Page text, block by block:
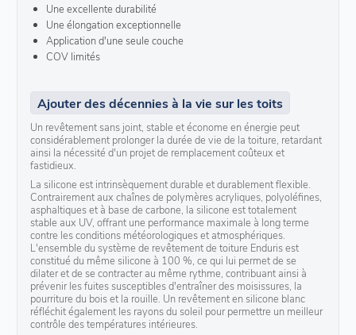
Une excellente durabilité
Une élongation exceptionnelle
Application d'une seule couche
COV limités
Ajouter des décennies à la vie sur les toits
Un revêtement sans joint, stable et économe en énergie peut
considérablement prolonger la durée de vie de la toiture, retardant
ainsi la nécessité d'un projet de remplacement coûteux et
fastidieux.
La silicone est intrinsèquement durable et durablement flexible.
Contrairement aux chaînes de polymères acryliques, polyoléfines,
asphaltiques et à base de carbone, la silicone est totalement
stable aux UV, offrant une performance maximale à long terme
contre les conditions météorologiques et atmosphériques.
L'ensemble du système de revêtement de toiture Enduris est
constitué du même silicone à 100 %, ce qui lui permet de se
dilater et de se contracter au même rythme, contribuant ainsi à
prévenir les fuites susceptibles d'entraîner des moisissures, la
pourriture du bois et la rouille. Un revêtement en silicone blanc
réfléchit également les rayons du soleil pour permettre un meilleur
contrôle des températures intérieures.